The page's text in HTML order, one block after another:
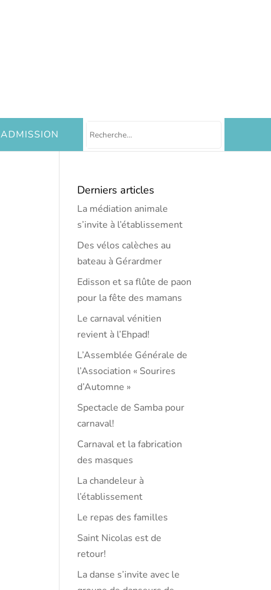
ADMISSION
Derniers articles
La médiation animale
s’invite à l’établissement
Des vélos calèches au
bateau à Gérardmer
Edisson et sa flûte de paon
pour la fête des mamans
Le carnaval vénitien
revient à l’Ehpad!
L’Assemblée Générale de
l’Association « Sourires
d’Automne »
Spectacle de Samba pour
carnaval!
Carnaval et la fabrication
des masques
La chandeleur à
l’établissement
Le repas des familles
Saint Nicolas est de
retour!
La danse s’invite avec le